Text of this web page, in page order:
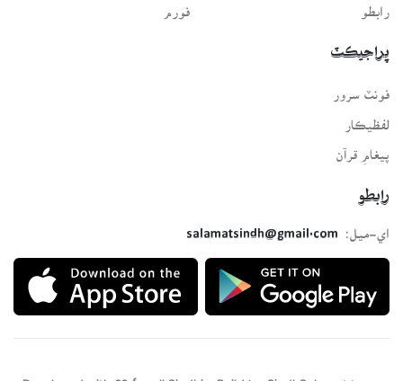
رابطو فورم
پراجيڪٽ
فونٽ سرور
لفظيڪار
پيغامِ قرآن
رابطو
اي-ميل:
salamatsindh@gmail.com
Developed with ❤️ for all Sindhis. Build by SindhSalamat